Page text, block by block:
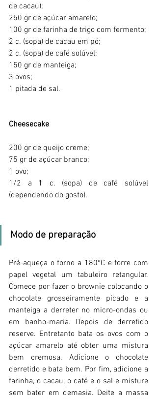
de cacau);
250 gr de açúcar amarelo;
100 gr de farinha de trigo com fermento;
2 c. (sopa) de cacau em pó;
2 c. (sopa) de café solúvel;
150 gr de manteiga;
3 ovos;
1 pitada de sal.
Cheesecake
200 gr de queijo creme;
75 gr de açúcar branco;
1 ovo;
1/2 a 1 c. (sopa) de café solúvel
(dependendo do gosto).
Modo de preparação
Pré-aqueça o forno a 180ºC e forre com
papel vegetal um tabuleiro retangular.
Comece por fazer o brownie colocando o
chocolate grosseiramente picado e a
manteiga a derreter no micro-ondas ou
em banho-maria. Depois de derretido
reserve. Entretanto bata os ovos com o
açúcar amarelo até obter uma mistura
bem cremosa. Adicione o chocolate
derretido e bata bem. Por fim, adicione a
farinha, o cacau, o café e o sal e misture
sem bater em demasia. Deite a massa